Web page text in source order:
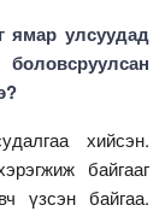
ямар улсуудад
хийсэн.
байгааг
үзсэн байгаа.